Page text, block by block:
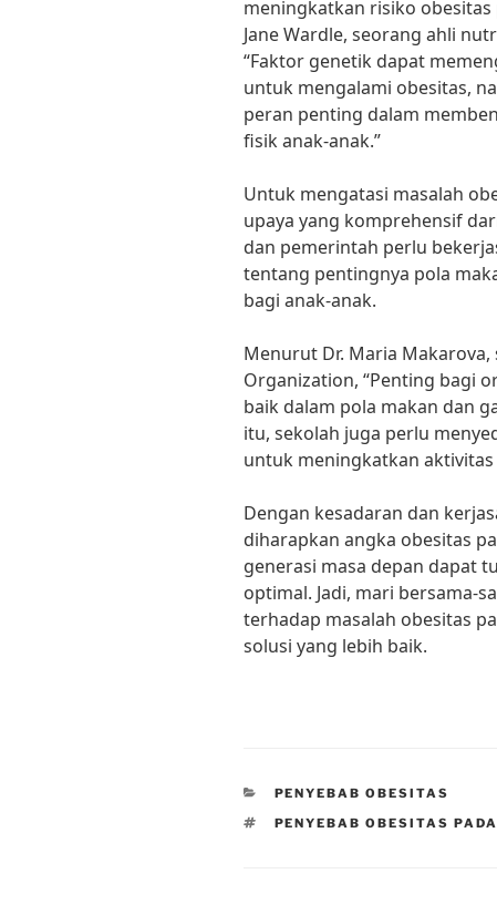
meningkatkan risiko
Jane Wardle, seorang ahli
“Faktor genetik dapat
untuk mengalami obesitas,
peran penting dalam
fisik anak-anak.”
Untuk mengatasi masalah
upaya yang komprehensif
dan pemerintah perlu
tentang pentingnya pola
bagi anak-anak.
Menurut Dr. Maria
Organization, “Penting bagi
baik dalam pola makan dan
itu, sekolah juga perlu
untuk meningkatkan aktivitas
Dengan kesadaran dan
diharapkan angka obesitas
generasi masa depan dapat
optimal. Jadi, mari bersama-
terhadap masalah obesitas
solusi yang lebih baik.
CATEGORIES
PENYEBAB OBESITAS
TAGS
PENYEBAB OBESITAS